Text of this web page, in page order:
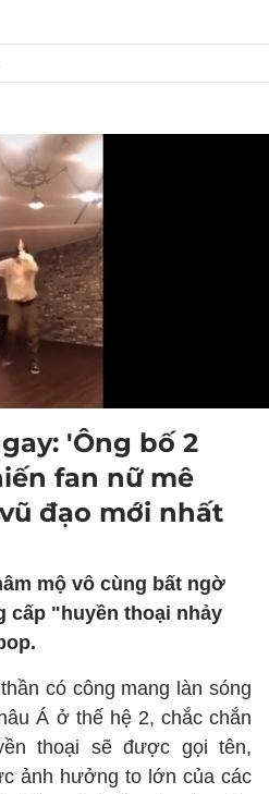
'Ông bố 2
fan nữ mê
đạo mới nhất
mộ vô cùng bất ngờ
cấp "huyền thoại nhảy
có công mang làn sóng
Á ở thế hệ 2, chắc chắn
thoại sẽ được gọi tên,
ảnh hưởng to lớn của các